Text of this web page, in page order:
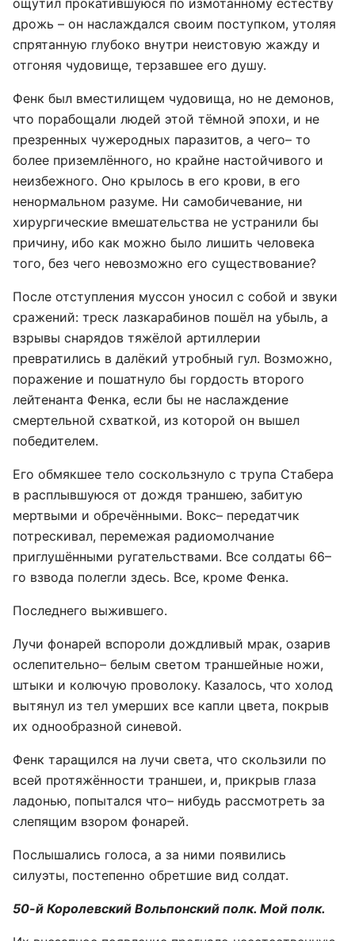
ощутил прокатившуюся по измотанному естеству
дрожь – он наслаждался своим поступком, утоляя
спрятанную глубоко внутри неистовую жажду и
отгоняя чудовище, терзавшее его душу.
Фенк был вместилищем чудовища, но не демонов,
что порабощали людей этой тёмной эпохи, и не
презренных чужеродных паразитов, а чего– то
более приземлённого, но крайне настойчивого и
неизбежного. Оно крылось в его крови, в его
ненормальном разуме. Ни самобичевание, ни
хирургические вмешательства не устранили бы
причину, ибо как можно было лишить человека
того, без чего невозможно его существование?
После отступления муссон уносил с собой и звуки
сражений: треск лазкарабинов пошёл на убыль, а
взрывы снарядов тяжёлой артиллерии
превратились в далёкий утробный гул. Возможно,
поражение и пошатнуло бы гордость второго
лейтенанта Фенка, если бы не наслаждение
смертельной схваткой, из которой он вышел
победителем.
Его обмякшее тело соскользнуло с трупа Стабера
в расплывшуюся от дождя траншею, забитую
мертвыми и обречёнными. Вокс– передатчик
потрескивал, перемежая радиомолчание
приглушёнными ругательствами. Все солдаты 66–
го взвода полегли здесь. Все, кроме Фенка.
Последнего выжившего.
Лучи фонарей вспороли дождливый мрак, озарив
ослепительно– белым светом траншейные ножи,
штыки и колючую проволоку. Казалось, что холод
вытянул из тел умерших все капли цвета, покрыв
их однообразной синевой.
Фенк таращился на лучи света, что скользили по
всей протяжённости траншеи, и, прикрыв глаза
ладонью, попытался что– нибудь рассмотреть за
слепящим взором фонарей.
Послышались голоса, а за ними появились
силуэты, постепенно обретшие вид солдат.
50-й Королевский Вольпонский полк. Мой полк.